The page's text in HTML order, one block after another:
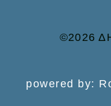
©2026
powered by: